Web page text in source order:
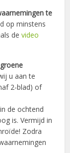
te
op minstens
devideo
u aan te
2-blad) of
de ochtend
is. Vermijd in
Zodra